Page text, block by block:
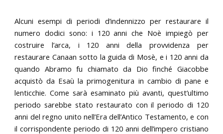
Alcuni esempi di periodi d’indennizzo per restaurare il
numero dodici sono: i 120 anni che Noè impiegò per
costruire l’arca, i 120 anni della provvidenza per
restaurare Canaan sotto la guida di Mosè, e i 120 anni da
quando Abramo fu chiamato da Dio finché Giacobbe
acquistò da Esaù la primogenitura in cambio di pane e
lenticchie. Come sarà esaminato più avanti, quest’ultimo
periodo sarebbe stato restaurato con il periodo di 120
anni del regno unito nell’Era dell’Antico Testamento, e con
il corrispondente periodo di 120 anni dell’impero cristiano